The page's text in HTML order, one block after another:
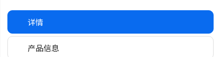
详情
产品信息